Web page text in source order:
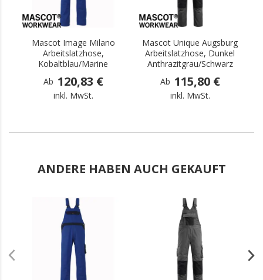
Mascot Image Milano
Arbeitslatzhose,
Kobaltblau/Marine
Ab 120,83 €
inkl. MwSt.
Mascot Unique Augsburg
Arbeitslatzhose, Dunkel
Anthrazitgrau/Schwarz
Ab 115,80 €
inkl. MwSt.
ANDERE HABEN AUCH GEKAUFT